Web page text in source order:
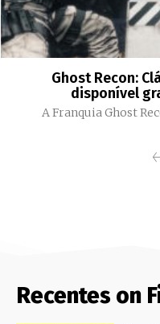
Ghost Recon:
disponível
Recentes on